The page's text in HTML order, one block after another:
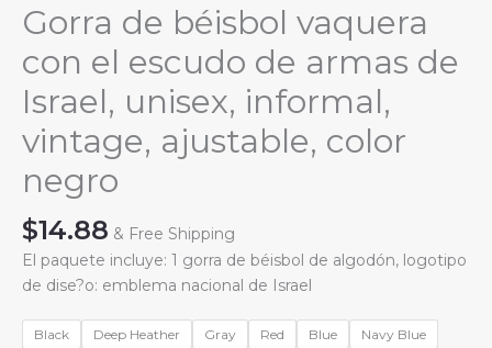
Gorra de béisbol vaquera
con el escudo de armas de
Israel, unisex, informal,
vintage, ajustable, color
negro
$14.88 & Free Shipping
El paquete incluye: 1 gorra de béisbol de algodón, logotipo
de dise?o: emblema nacional de Israel
Black Deep Heather Gray Red Blue
Navy Blue